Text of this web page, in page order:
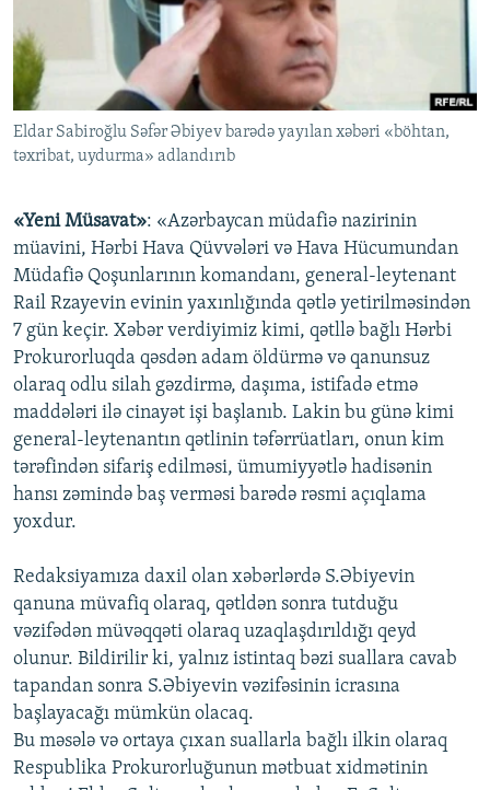
İNFOQRAFIKA
KARIKATURA
AZƏRBAYCAN ƏDƏBIYYATI KITABXANASI
İSLAM VƏ DEMOKRATIYA
İZ - MƏDƏNIYYƏT PROQRAMI
MISSIYAMIZ
PEŞƏ ETIKASI VƏ JURNALISTIKA STANDARTLARIMIZ
MATERIALLARIMIZDAN ISTIFADƏ
AZADLIQRADIOSU MOBIL TELEFONUNUZDA
XƏBƏR BÜLLETENLƏRIMIZ
BIZI IZLƏ
RFE/RL-in bütün saytları
Eldar Sabiroğlu Səfər Əbiyev barədə yayılan xəbəri «böhtan,
təxribat, uydurma» adlandırıb
«Yeni Müsavat»: «Azərbaycan müdafiə nazirinin
müavini, Hərbi Hava Qüvvələri və Hava Hücumundan
Müdafiə Qoşunlarının komandanı, general-leytenant
Rail Rzayevin evinin yaxınlığında qətlə yetirilməsindən
7 gün keçir. Xəbər verdiyimiz kimi, qətllə bağlı Hərbi
Prokurorluqda qəsdən adam öldürmə və qanunsuz
olaraq odlu silah gəzdirmə, daşıma, istifadə etmə
maddələri ilə cinayət işi başlanıb. Lakin bu günə kimi
general-leytenantın qətlinin təfərrüatları, onun kim
tərəfindən sifariş edilməsi, ümumiyyətlə hadisənin
hansı zəmində baş verməsi barədə rəsmi açıqlama
yoxdur.
Redaksiyamıza daxil olan xəbərlərdə S.Əbiyevin
qanuna müvafiq olaraq, qətldən sonra tutduğu
vəzifədən müvəqqəti olaraq uzaqlaşdırıldığı qeyd
olunur. Bildirilir ki, yalnız istintaq bəzi suallara cavab
tapandan sonra S.Əbiyevin vəzifəsinin icrasına
başlayacağı mümkün olacaq.
Bu məsələ və ortaya çıxan suallarla bağlı ilkin olaraq
Respublika Prokurorluğunun mətbuat xidmətinin